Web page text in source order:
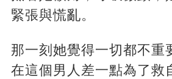
緊張與慌亂。
那一刻她覺得一切都不重
在這個男人差一點為了救